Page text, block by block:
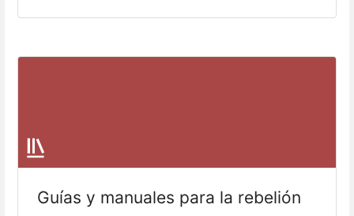
Guías y manuales para la rebelión